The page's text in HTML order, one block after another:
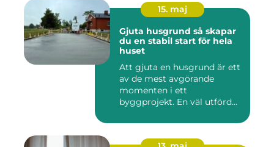
15. maj
Gjuta husgrund så skapar
du en stabil start för hela
huset
Att gjuta en husgrund är ett
av de mest avgörande
momenten i ett
byggprojekt. En väl utförd